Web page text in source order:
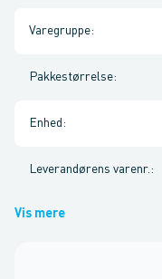
Varegruppe:
Pakkestørrelse:
Enhed :
Leverandørens varenr. :
Vis mere